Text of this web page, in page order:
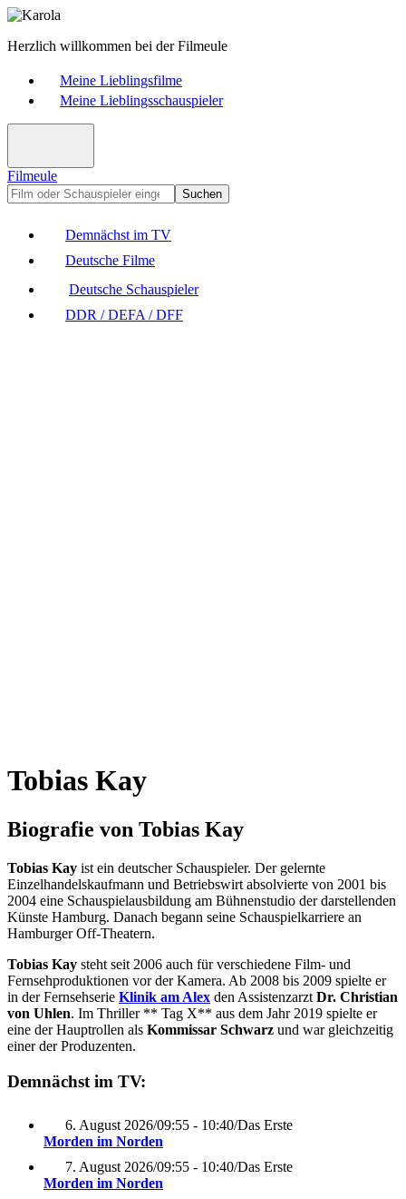
Herzlich willkommen bei der Filmeule
Meine Lieblingsfilme
Meine Lieblingsschauspieler
Filmeule
Suchen
Demnächst im TV
Deutsche Filme
Deutsche Schauspieler
DDR / DEFA / DFF
Tobias Kay
Biografie von Tobias Kay
Tobias Kay ist ein deutscher Schauspieler. Der gelernte
Einzelhandelskaufmann und Betriebswirt absolvierte von 2001 bis
2004 eine Schauspielausbildung am Bühnenstudio der darstellenden
Künste Hamburg. Danach begann seine Schauspielkarriere an
Hamburger Off-Theatern.
Tobias Kay steht seit 2006 auch für verschiedene Film- und
Fernsehproduktionen vor der Kamera. Ab 2008 bis 2009 spielte er
in der Fernsehserie Klinik am Alex den Assistenzarzt Dr. Christian
von Uhlen. Im Thriller ** Tag X** aus dem Jahr 2019 spielte er
eine der Hauptrollen als Kommissar Schwarz und war gleichzeitig
einer der Produzenten.
Demnächst im TV:
6. August 2026/09:55 - 10:40/Das Erste
Morden im Norden
7. August 2026/09:55 - 10:40/Das Erste
Morden im Norden